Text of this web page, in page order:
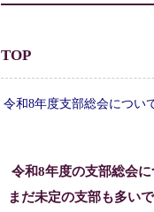
TOP
令和8年度支部総会につい
令和8年度の支部総会
まだ未定の支部も多い